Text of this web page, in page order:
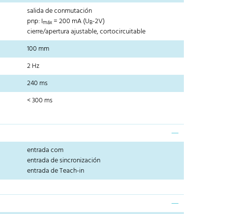
salida de conmutación
pnp: Imáx= 200 mA (UB-2V)
cierre/apertura ajustable, cortocircuitable
100 mm
2 Hz
240 ms
< 300 ms
entrada com
entrada de sincronización
entrada de Teach-in